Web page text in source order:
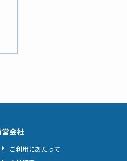
営会社
ご利用にあたって